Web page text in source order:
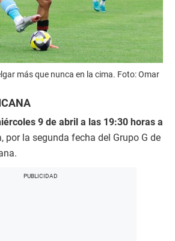
más que nunca en la cima. Foto: Omar
9 de abril a las 19:30 horas a
por la segunda fecha del Grupo G de